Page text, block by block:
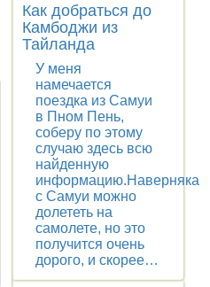
Как добраться до
Камбоджи из
Тайланда
У меня
намечается
поездка из Самуи
в Пном Пень,
соберу по этому
случаю здесь всю
найденную
информацию.Наверняка
с Самуи можно
долететь на
самолете, но это
получится очень
дорого, и скорее…